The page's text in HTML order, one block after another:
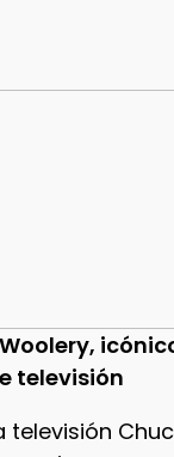
televisión
televisión